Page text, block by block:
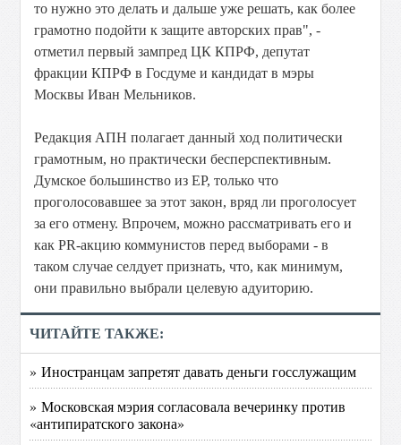
то нужно это делать и дальше уже решать, как более
грамотно подойти к защите авторских прав", -
отметил первый зампред ЦК КПРФ, депутат
фракции КПРФ в Госдуме и кандидат в мэры
Москвы Иван Мельников.
Редакция АПН полагает данный ход политически
грамотным, но практически бесперспективным.
Думское большинство из ЕР, только что
проголосовавшее за этот закон, вряд ли проголосует
за его отмену. Впрочем, можно рассматривать его и
как PR-акцию коммунистов перед выборами - в
таком случае селдует признать, что, как минимум,
они правильно выбрали целевую адуиторию.
ЧИТАЙТЕ ТАКЖЕ:
» Иностранцам запретят давать деньги госслужащим
» Московская мэрия согласовала вечеринку против
«антипиратского закона»